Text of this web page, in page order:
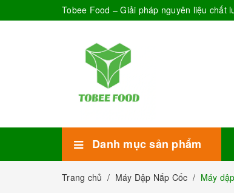
Tobee Food – Giải pháp nguyên liệu chất
Danh mục sản phẩm
Trang chủ / Máy Dập Nắp Cốc / Máy